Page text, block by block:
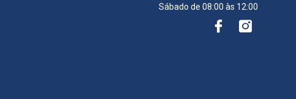
Sábado de 08:00 às 12:00